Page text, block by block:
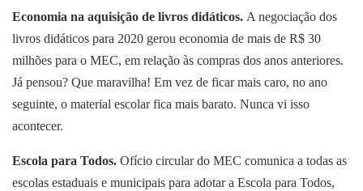
Economia na aquisição de livros didáticos. A negociação dos
livros didáticos para 2020 gerou economia de mais de R$ 30
milhões para o MEC, em relação às compras dos anos anteriores.
Já pensou? Que maravilha! Em vez de ficar mais caro, no ano
seguinte, o material escolar fica mais barato. Nunca vi isso
acontecer.
Escola para Todos. Ofício circular do MEC comunica a todas as
escolas estaduais e municipais para adotar a Escola para Todos,